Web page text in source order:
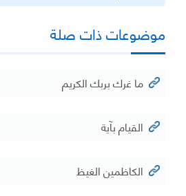
موضوعات ذات صلة
ما غرك بربك الكريم
القيام بآية
الكاظمين الغيظ